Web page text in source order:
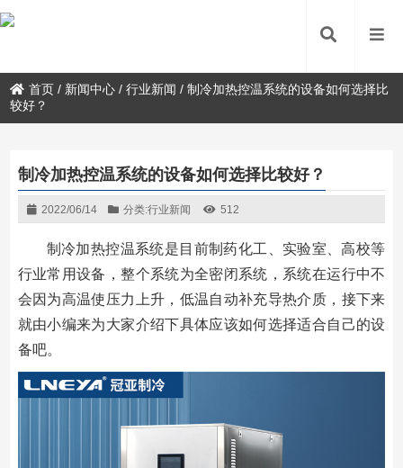
首页 / 新闻中心 /行业新闻 /制冷加热控温系统的设备如何选择比
较好？
制冷加热控温系统的设备如何选择比较好？
2022/06/14 分类:行业新闻 512
制冷加热控温系统是目前制药化工、实验室、高校等
行业常用设备，整个系统为全密闭系统，系统在运行中不
会因为高温使压力上升，低温自动补充导热介质，接下来
就由小编来为大家介绍下具体应该如何选择适合自己的设
备吧。